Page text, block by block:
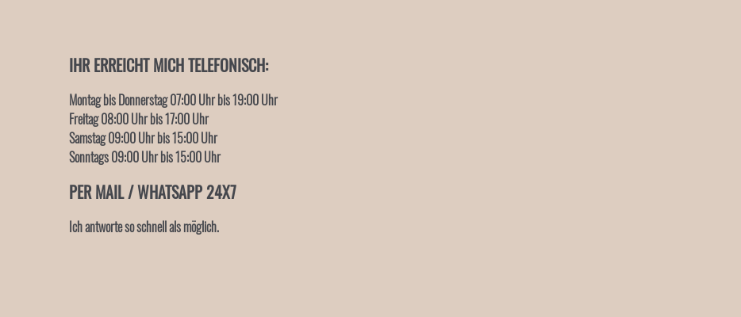
IHR ERREICHT MICH TELEFONISCH:
Montag bis Donnerstag 07:00 Uhrbis 19:00 Uhr
Freitag 08:00 Uhrbis 17:00 Uhr
Samstag 09:00 Uhrbis 15:00 Uhr
Sonntags 09:00 Uhrbis 15:00 Uhr
PER MAIL / WHATSAPP24X7
Ich antworte so schnell als möglich.